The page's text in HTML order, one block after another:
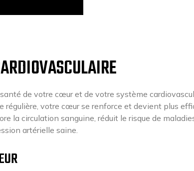
de votre cœur et de votre système
régulière, votre cœur se renforce et devient plus
la circulation sanguine, réduit le risque de
artérielle saine.